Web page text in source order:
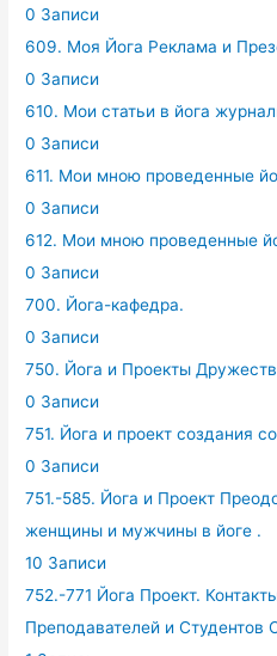
0 Записи
609. Моя Йога Реклама и
0 Записи
610. Мои статьи в йога
0 Записи
611. Мои мною проведенные
0 Записи
612. Мои мною проведенные
0 Записи
700. Йога-кафедра.
0 Записи
750. Йога и Проекты
0 Записи
751. Йога и проект создания
0 Записи
751.-585. Йога и Проект
женщины и мужчины в йоге .
10 Записи
752.-771 Йога Проект.
Преподавателей и Студентов